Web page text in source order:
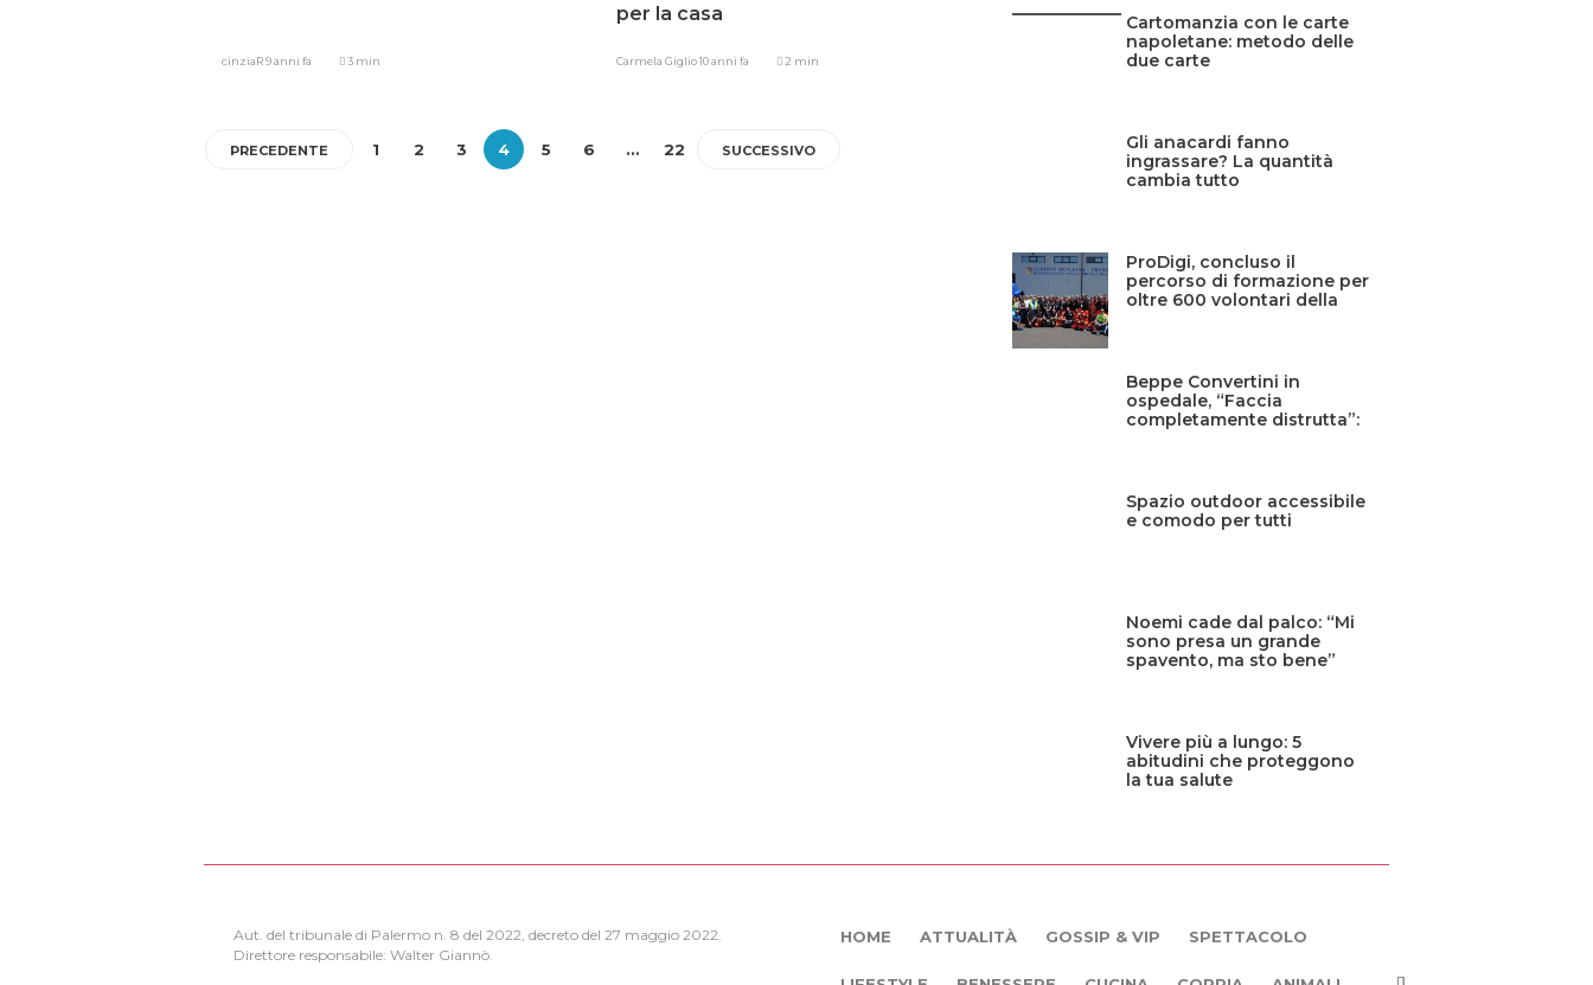
cinziaR9 anni fa 3 min
per la casa
Carmela Giglio10 anni fa 2 min
PRECEDENTE 1 2 3 4 5 6 … 22 SUCCESSIVO
Cartomanzia con le carte
napoletane: metodo delle
due carte
Gli anacardi fanno
ingrassare? La quantità
cambia tutto
ProDigi, concluso il
percorso di formazione per
oltre 600 volontari della
Beppe Convertini in
ospedale, “Faccia
completamente distrutta”:
Spazio outdoor accessibile
e comodo per tutti
Noemi cade dal palco: “Mi
sono presa un grande
spavento, ma sto bene”
Vivere più a lungo: 5
abitudini che proteggono
la tua salute
Aut. del tribunale di Palermo n. 8 del 2022, decreto del 27 maggio 2022.
Direttore responsabile: Walter Giannò.
HOME ATTUALITÀ GOSSIP & VIP SPETTACOLO